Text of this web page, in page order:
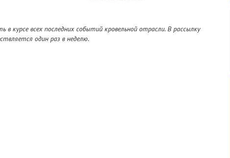
курсе всех последних событий кровельной отрасли. В рассылку
один раз в неделю.